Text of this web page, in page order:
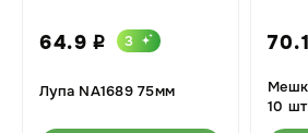
64.9 i 3
Лупа NA1689 75мм
70.1
10